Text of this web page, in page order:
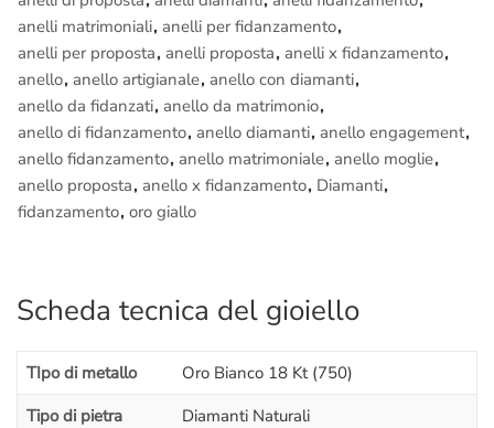
materiale fotografico al tuo
regalo lo renderà senza dubbio
unico, inimitabile..
Raggiungerci è facilissimo:
Ci troviamo a pochi passi da
Piazza di Spagna
storico di Roma. Se vieni da fuori
puoi arrivare
stazione Termini
e da lì prendere la metro
linea A e scendere dopo sole 3 fermate a
Piazza di Spagna
oppure a piazza del Popolo
propriogioiello(che dura dai 60 ai 90 minuti) è quindi possibile
per chiunque, non solo per chi vive a
– Se vieni a visitarci di persona avrai unalezione gratuita
mondo del diamante:
vedrai dal vivo le differenze di colore,
anelli matrimoniali, anelli per fidanzamento,
anelli per proposta, anelli proposta, anelli x fidanzamento,
anello, anello artigianale, anello con diamanti,
anello da fidanzati, anello da matrimonio,
anello di fidanzamento, anello diamanti, anello engagement,
anello fidanzamento, anello matrimoniale, anello moglie,
anello proposta, anello x fidanzamento, Diamanti,
fidanzamento, oro giallo
Scheda tecnica del gioiello
TIpo di metallo
Oro Bianco 18 Kt (750)
Tipo di pietra
Diamanti Naturali